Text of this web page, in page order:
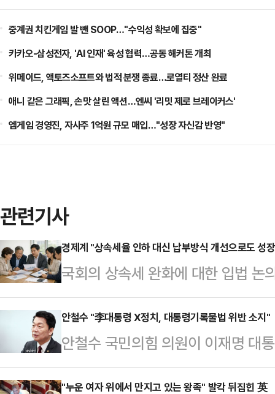
중계권 치킨게임 발 뺀 SOOP…"수익성 확보에 집중"
카카오-삼성전자, 'AI 인재' 육성 협력…공동 해커톤 개최
위메이드, 액토즈소프트와 법적 분쟁 종료…로열티 정산 완료
애니 같은 그래픽, 손맛 살린 액션…엔씨 '리밋 제로 브레이커스'
엠게임 경영진, 자사주 1억원 규모 매입…"성장 자신감 반영"
관련기사
경제계 "상속세율 인하 대신 납부방식 개선으로도 성
국회의 상속세 완화에 대한 입법 논
연납 기간 연장 등 납부방식을 개선
줄이고 경제성장률을 높이는 실질
다.대한상공회의소는 3일 ‘상속세
를 발표하며 “현행 상속세 제도가
안철수 "李대통령 X정치, 대통령기록물법 위반 소지"
안철수 국민의힘 의원이 이재명 대
정사항을 X(구 트위터)에 게시하고
"누운 여자 위에서 만지고 있는 왕족" 발칵 뒤집힌 英